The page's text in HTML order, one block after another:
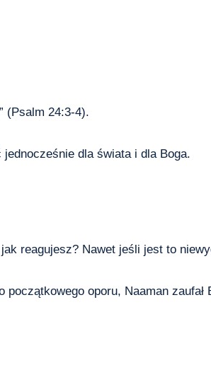
(Psalm 24:3-4).
dla świata i dla Boga.
reagujesz? Nawet jeśli jest to
oporu, Naaman